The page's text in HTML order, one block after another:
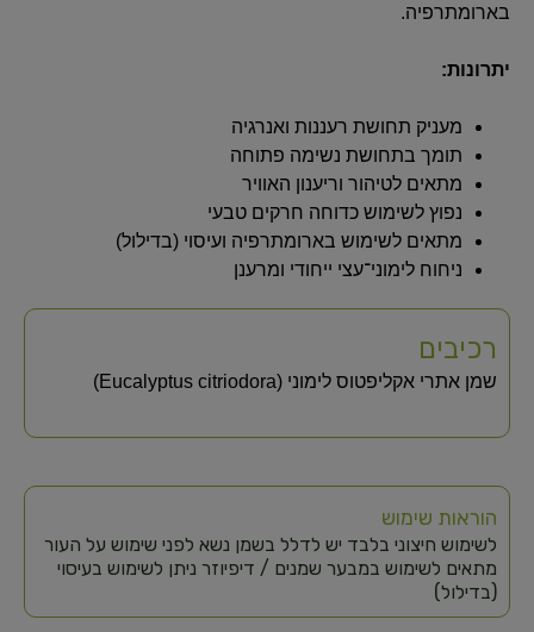
בארומתרפיה.
יתרונות:
מעניק תחושת רעננות ואנרגיה
תומך בתחושת נשימה פתוחה
מתאים לטיהור וריענון האוויר
נפוץ לשימוש כדוחה חרקים טבעי
מתאים לשימוש בארומתרפיה ועיסוי (בדילול)
ניחוח לימוני־עצי ייחודי ומרענן
רכיבים
שמן אתרי אקליפטוס לימוני (Eucalyptus citriodora)
הוראות שימוש
לשימוש חיצוני בלבד יש לדלל בשמן נשא לפני שימוש על העור
מתאים לשימוש במבער שמנים / דיפיוזר ניתן לשימוש בעיסוי
(בדילול)